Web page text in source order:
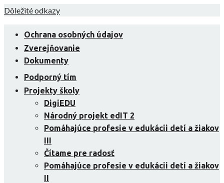
Skip
content
Dôležité odkazy
Ochrana osobných údajov
Zverejňovanie
Dokumenty
Podporný tím
Projekty školy
DigiEDU
Národný projekt edIT 2
Pomáhajúce profesie v edukácii detí a žiakov
III
Čítame pre radosť
Pomáhajúce profesie v edukácii detí a žiakov
II